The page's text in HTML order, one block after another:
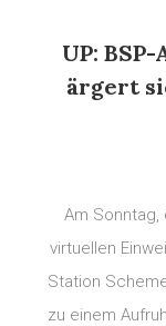
UP:
ärgert
Am Sonntag,
virtuellen
Station
zu einem